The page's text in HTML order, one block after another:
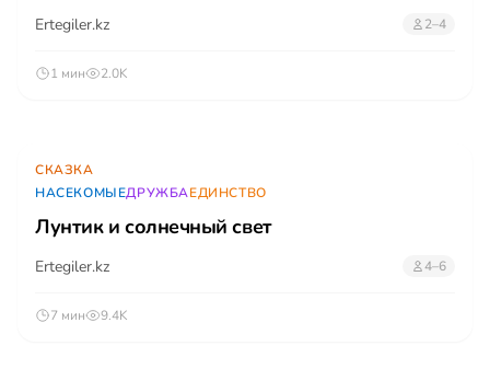
Ertegiler.kz 2–4
1 мин 2.0K
СКАЗКА
НАСЕКОМЫЕДРУЖБАЕДИНСТВО
Лунтик и солнечный свет
Ertegiler.kz 4–6
7 мин 9.4K